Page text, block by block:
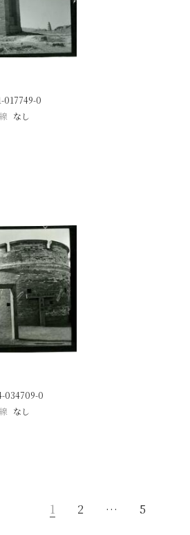
017749-0
なし
034709-0
なし
1 2 … 5